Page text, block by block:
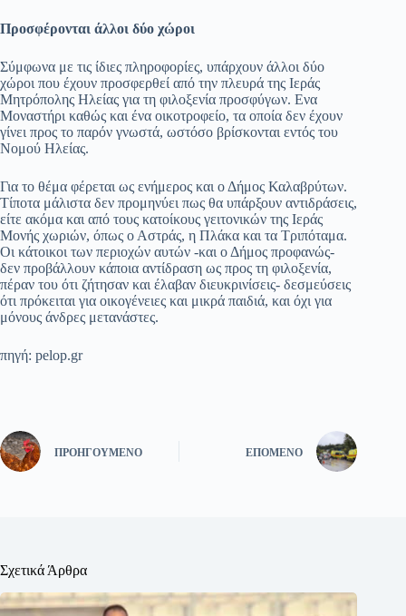
Προσφέρονται άλλοι δύο χώροι
Σύμφωνα με τις ίδιες πληροφορίες, υπάρχουν άλλοι δύο
χώροι που έχουν προσφερθεί από την πλευρά της Ιεράς
Μητρόπολης Ηλείας για τη φιλοξενία προσφύγων. Ενα
Μοναστήρι καθώς και ένα οικοτροφείο, τα οποία δεν έχουν
γίνει προς το παρόν γνωστά, ωστόσο βρίσκονται εντός του
Νομού Ηλείας.
Για το θέμα φέρεται ως ενήμερος και ο Δήμος Καλαβρύτων.
Τίποτα μάλιστα δεν προμηνύει πως θα υπάρξουν αντιδράσεις,
είτε ακόμα και από τους κατοίκους γειτονικών της Ιεράς
Μονής χωριών, όπως ο Αστράς, η Πλάκα και τα Τριπόταμα.
Οι κάτοικοι των περιοχών αυτών -και ο Δήμος προφανώς-
δεν προβάλλουν κάποια αντίδραση ως προς τη φιλοξενία,
πέραν του ότι ζήτησαν και έλαβαν διευκρινίσεις- δεσμεύσεις
ότι πρόκειται για οικογένειες και μικρά παιδιά, και όχι για
μόνους άνδρες μετανάστες.
πηγή: pelop.gr
ΠΡΟΗΓΟΎΜΕΝΟ ΕΠΌΜΕΝΟ
Σχετικά Άρθρα